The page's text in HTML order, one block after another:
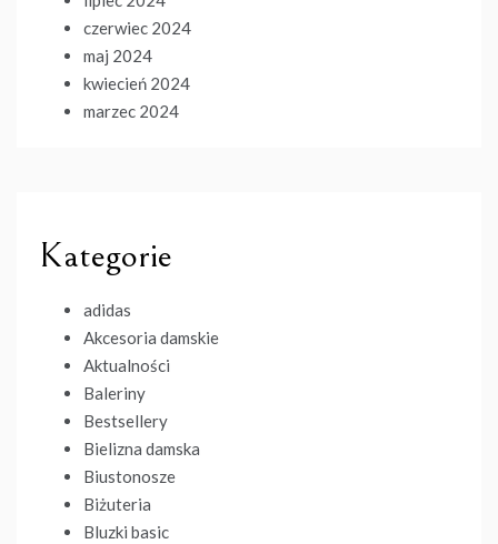
czerwiec 2024
maj 2024
kwiecień 2024
marzec 2024
Kategorie
adidas
Akcesoria damskie
Aktualności
Baleriny
Bestsellery
Bielizna damska
Biustonosze
Biżuteria
Bluzki basic